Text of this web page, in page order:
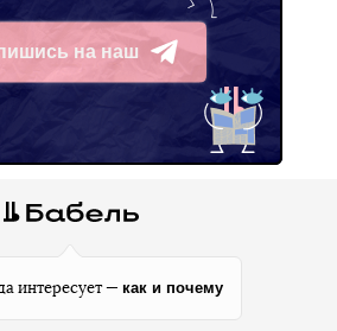
на наш
интересует — как и почему